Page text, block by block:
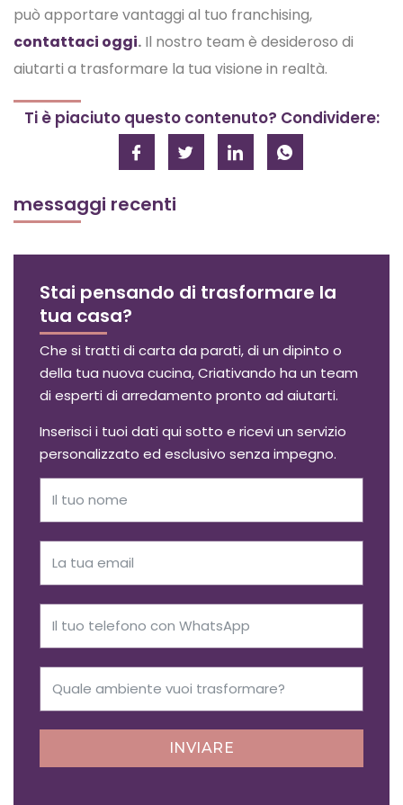
può apportare vantaggi al tuo franchising,
contattaci oggi. Il nostro team è desideroso di
aiutarti a trasformare la tua visione in realtà.
Ti è piaciuto questo contenuto? Condividere:
messaggi recenti
Stai pensando di trasformare la
tua casa?
Che si tratti di carta da parati, di un dipinto o
della tua nuova cucina, Criativando ha un team
di esperti di arredamento pronto ad aiutarti.
Inserisci i tuoi dati qui sotto e ricevi un servizio
personalizzato ed esclusivo senza impegno.
INVIARE